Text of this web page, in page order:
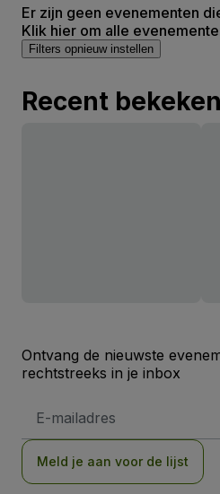
Er zijn geen evenementen
Klik hier om alle
Filters opnieuw instellen
Recent bekeken
Ontvang de nieuwste
rechtstreeks in je inbox
mailadres
Meld je aan voor de lijst